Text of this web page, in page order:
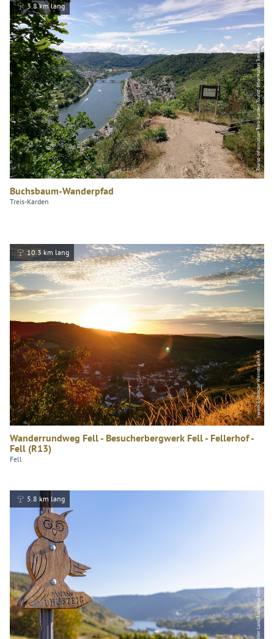
Tourist-Information Treis-Karden, Tourist-Information Treis-Karden
3.8 km lang
Buchsbaum-Wanderpfad
Treis-Karden
Verein Römische Weinstraße e.V.
10.3 km lang
Wanderrundweg Fell - Besucherbergwerk Fell - Fellerhof -
Fell (R13)
Fell
5.8 km lang